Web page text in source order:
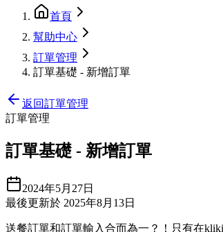
首頁
幫助中心
訂單管理
訂單基礎 - 新增訂單
返回訂單管理
訂單管理
訂單基礎 - 新增訂單
2024年5月27日
最後更新於 2025年8月13日
送餐訂單和訂單輸入合而為一？！只有在